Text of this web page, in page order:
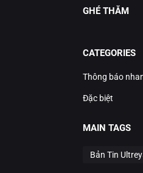
GHÉ THĂM
CATEGORIES
Thông báo
Đặc biệt
MAIN TAGS
Bản Tin